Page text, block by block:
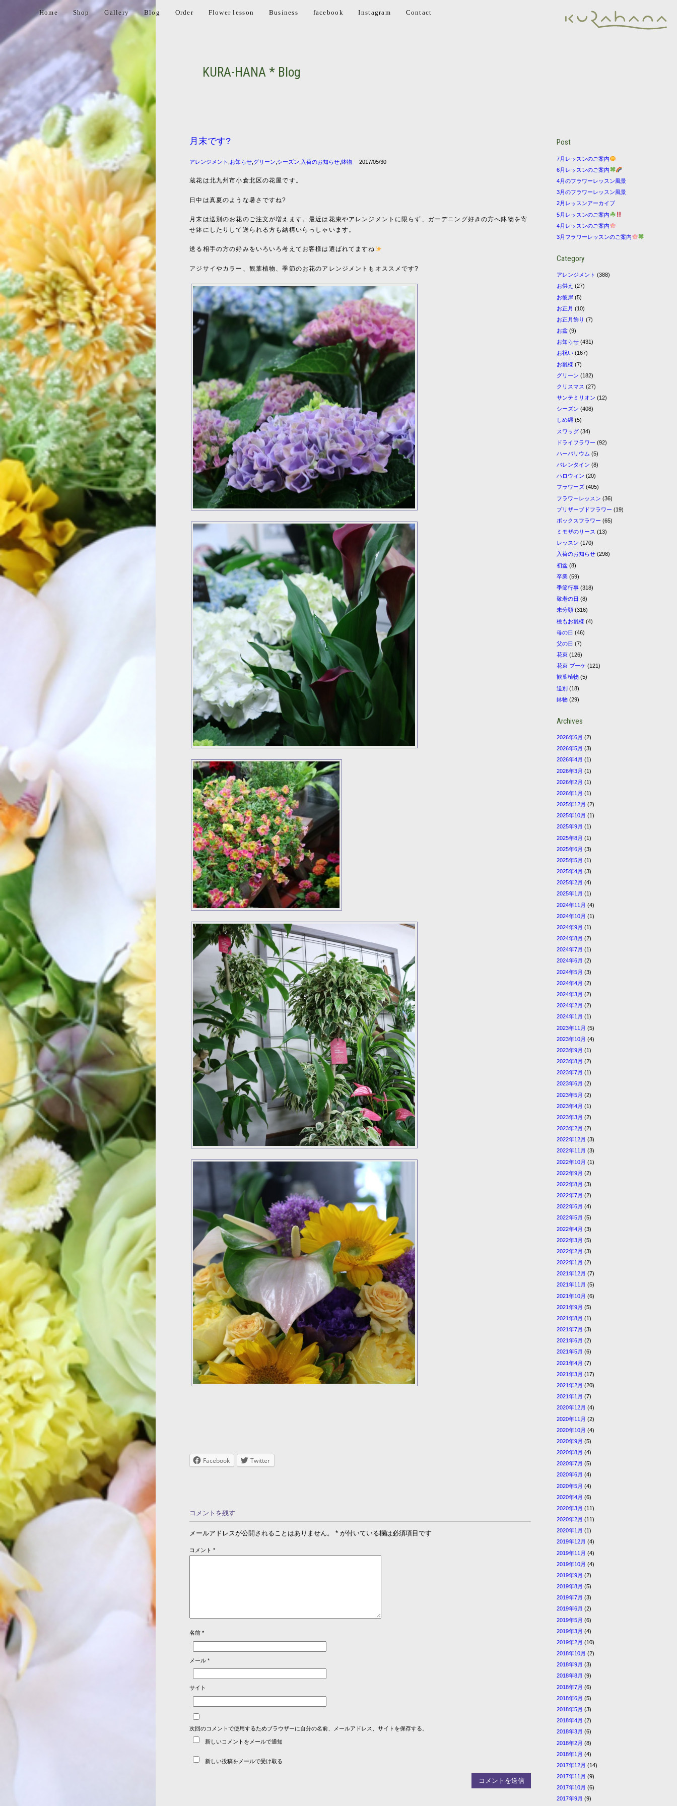
Home Shop Gallery Blog Order Flower lesson Business facebook Instagram Contact
KURA-HANA * Blog
月末です?
アレンジメント お知らせ グリーン シーズン 入荷のお知らせ ,鉢物 2017/05/30
蔵花は北九州市小倉北区の花屋です。
日中は真夏のような暑さですね?
月末は送別のお花のご注文が増えます。最近は花束やアレンジメントに限らず、ガーデニング好きの方へ鉢物を寄
せ鉢にしたりして送られる方も結構いらっしゃいます。
送る相手の方の好みをいろいろ考えてお客様は選ばれてますね
アジサイやカラー、観葉植物、季節のお花のアレンジメントもオススメです?
Facebook Twitter
コメントを残す
メールアドレスが公開されることはありません。 * が付いている欄は必須項目です
コメント*
名前*
メール*
サイト
次回のコメントで使用するためブラウザーに自分の名前、メールアドレス、サイトを保存する。
新しいコメントをメールで通知
新しい投稿をメールで受け取る
Post
7月レッスンのご案内
6月レッスンのご案内
4月のフラワーレッスン風景
3月のフラワーレッスン風景
2月レッスンアーカイブ
5月レッスンのご案内
4月レッスンのご案内
3月フラワーレッスンのご案内
Category
アレンジメント (388)
お供え (27)
お彼岸 (5)
お正月 (10)
お正月飾り (7)
お盆 (9)
お知らせ (431)
お祝い (167)
お雛様 (7)
グリーン (182)
クリスマス (27)
サンテミリオン (12)
シーズン (408)
しめ縄 (5)
スワッグ (34)
ドライフラワー (92)
ハーバリウム (5)
バレンタイン (8)
ハロウィン (20)
フラワーズ (405)
フラワーレッスン (36)
プリザーブドフラワー (19)
ボックスフラワー (65)
ミモザのリース (13)
レッスン (170)
入荷のお知らせ (298)
初盆 (8)
卒業 (59)
季節行事 (318)
敬老の日 (8)
未分類 (316)
桃もお雛様 (4)
母の日 (46)
父の日 (7)
花束 (126)
花束 ブーケ (121)
観葉植物 (5)
送別 (18)
鉢物 (29)
Archives
2026年6月 (2)
2026年5月 (3)
2026年4月 (1)
2026年3月 (1)
2026年2月 (1)
2026年1月 (1)
2025年12月 (2)
2025年10月 (1)
2025年9月 (1)
2025年8月 (1)
2025年6月 (3)
2025年5月 (1)
2025年4月 (3)
2025年2月 (4)
2025年1月 (1)
2024年11月 (4)
2024年10月 (1)
2024年9月 (1)
2024年8月 (2)
2024年7月 (1)
2024年6月 (2)
2024年5月 (3)
2024年4月 (2)
2024年3月 (2)
2024年2月 (2)
2024年1月 (1)
2023年11月 (5)
2023年10月 (4)
2023年9月 (1)
2023年8月 (2)
2023年7月 (1)
2023年6月 (2)
2023年5月 (2)
2023年4月 (1)
2023年3月 (2)
2023年2月 (2)
2022年12月 (3)
2022年11月 (3)
2022年10月 (1)
2022年9月 (2)
2022年8月 (3)
2022年7月 (2)
2022年6月 (4)
2022年5月 (5)
2022年4月 (3)
2022年3月 (5)
2022年2月 (3)
2022年1月 (2)
2021年12月 (7)
2021年11月 (5)
2021年10月 (6)
2021年9月 (5)
2021年8月 (1)
2021年7月 (3)
2021年6月 (2)
2021年5月 (6)
2021年4月 (7)
2021年3月 (17)
2021年2月 (20)
2021年1月 (7)
2020年12月 (4)
2020年11月 (2)
2020年10月 (4)
2020年9月 (5)
2020年8月 (4)
2020年7月 (5)
2020年6月 (4)
2020年5月 (4)
2020年4月 (6)
2020年3月 (11)
2020年2月 (11)
2020年1月 (1)
2019年12月 (4)
2019年11月 (4)
2019年10月 (4)
2019年9月 (2)
2019年8月 (5)
2019年7月 (3)
2019年6月 (2)
2019年5月 (6)
2019年3月 (4)
2019年2月 (10)
2018年10月 (2)
2018年9月 (3)
2018年8月 (9)
2018年7月 (6)
2018年6月 (5)
2018年5月 (3)
2018年4月 (2)
2018年3月 (6)
2018年2月 (8)
2018年1月 (4)
2017年12月 (14)
2017年11月 (9)
2017年10月 (6)
2017年9月 (9)